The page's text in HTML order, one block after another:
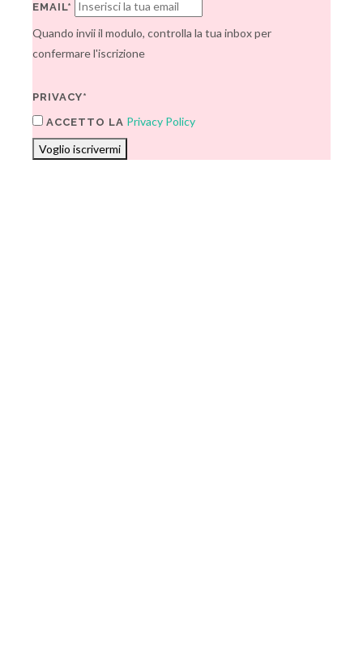
EMAIL*
Quando invii il modulo, controlla la tua inbox per
confermare l'iscrizione
PRIVACY*
ACCETTO LA Privacy Policy
Voglio iscrivermi